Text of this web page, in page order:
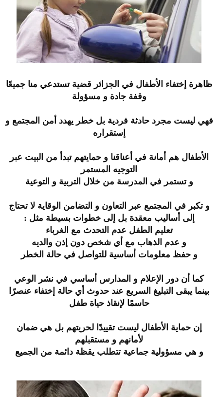
ظاهرة إختفاء الأطفال في الجزائر قضية تستدعي منا جميعًا
وقفة جادة و مسؤولة
فهي ليست مجرد حادثة فردية بل خطر يهدد أمن المجتمع و
إستقراره
الأطفال هم أمانة في أعناقنا و حمايتهم تبدأ من البيت عبر
التوجيه المستمر
و تستمر في المدرسة من خلال التربية و التوعية
و تكبر في المجتمع عبر التعاون و التضامن الوقاية لا تحتاج
إلى أساليب معقدة بل إلى خطوات بسيطة مثل :
تعليم الطفل عدم التحدث مع الغرباء
و عدم الذهاب مع أي شخص دون إذن والديه
و حفظ معلومات أساسية للتواصل في حالة الخطر
كما أن دور الإعلام و المدارس أساسي في نشر الوعي
بينما يبقى التبليغ السريع عند حدوث أي حالة إختفاء عنصرًا
حاسمًا لإنقاذ حياة طفل
إن حماية الأطفال ليست تقييدًا لحريتهم بل هي ضمان
لأمانهم و مستقبلهم
و هي مسؤولية جماعية تتطلب يقظة دائمة من الجميع